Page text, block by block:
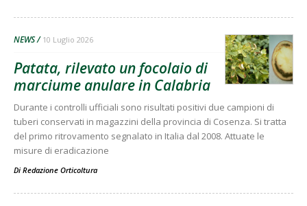
NEWS 10 Luglio 2026
Patata, rilevato un focolaio di
marciume anulare in Calabria
Durante i controlli ufficiali sono risultati positivi due campioni di
tuberi conservati in magazzini della provincia di Cosenza. Si tratta
del primo ritrovamento segnalato in Italia dal 2008. Attuate le
misure di eradicazione
Di Redazione Orticoltura